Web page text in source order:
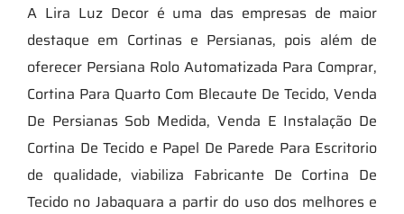
A Lira Luz Decor é uma das empresas de maior
destaque em Cortinas e Persianas, pois além de
oferecer Persiana Rolo Automatizada Para Comprar,
Cortina Para Quarto Com Blecaute De Tecido, Venda
De Persianas Sob Medida, Venda E Instalação De
Cortina De Tecido e Papel De Parede Para Escritorio
de qualidade, viabiliza Fabricante De Cortina De
Tecido no Jabaquara a partir do uso dos melhores e